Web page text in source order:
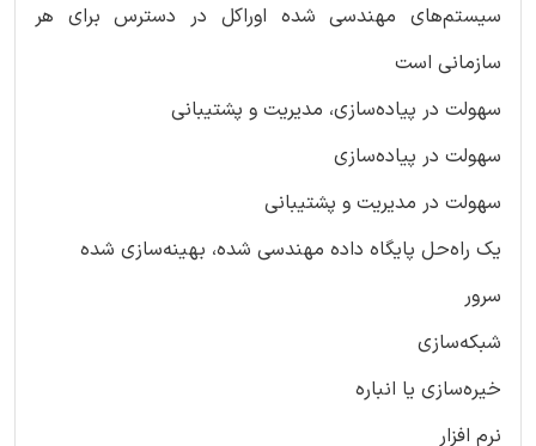
سیستم‌های مهندسی شده اوراکل در دسترس برای هر
سازمانی است
سهولت در پیاده‌سازی، مدیریت و پشتیبانی
سهولت در پیاده‌سازی
سهولت در مدیریت و پشتیبانی
یک راه‌حل پایگاه داده مهندسی شده، بهینه‌سازی شده
سرور
شبکه‌سازی
خیره‌سازی یا انباره
نرم افزار